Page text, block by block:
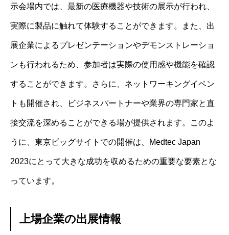
示会場内では、最新の医療機器や技術の展示が行われ、
実際に製品に触れて体験することができます。また、出
展企業によるプレゼンテーションやデモンストレーショ
ンも行われるため、参加者は実際の使用感や機能を確認
することができます。さらに、ネットワーキングイベン
トも開催され、ビジネスパートナーや業界の専門家と直
接交流を深めることができる場が提供されます。このよ
うに、東京ビッグサイトでの開催は、Medtec Japan
2023にとって大きな成功を収めるための重要な要素とな
っています。
上場企業の出展情報